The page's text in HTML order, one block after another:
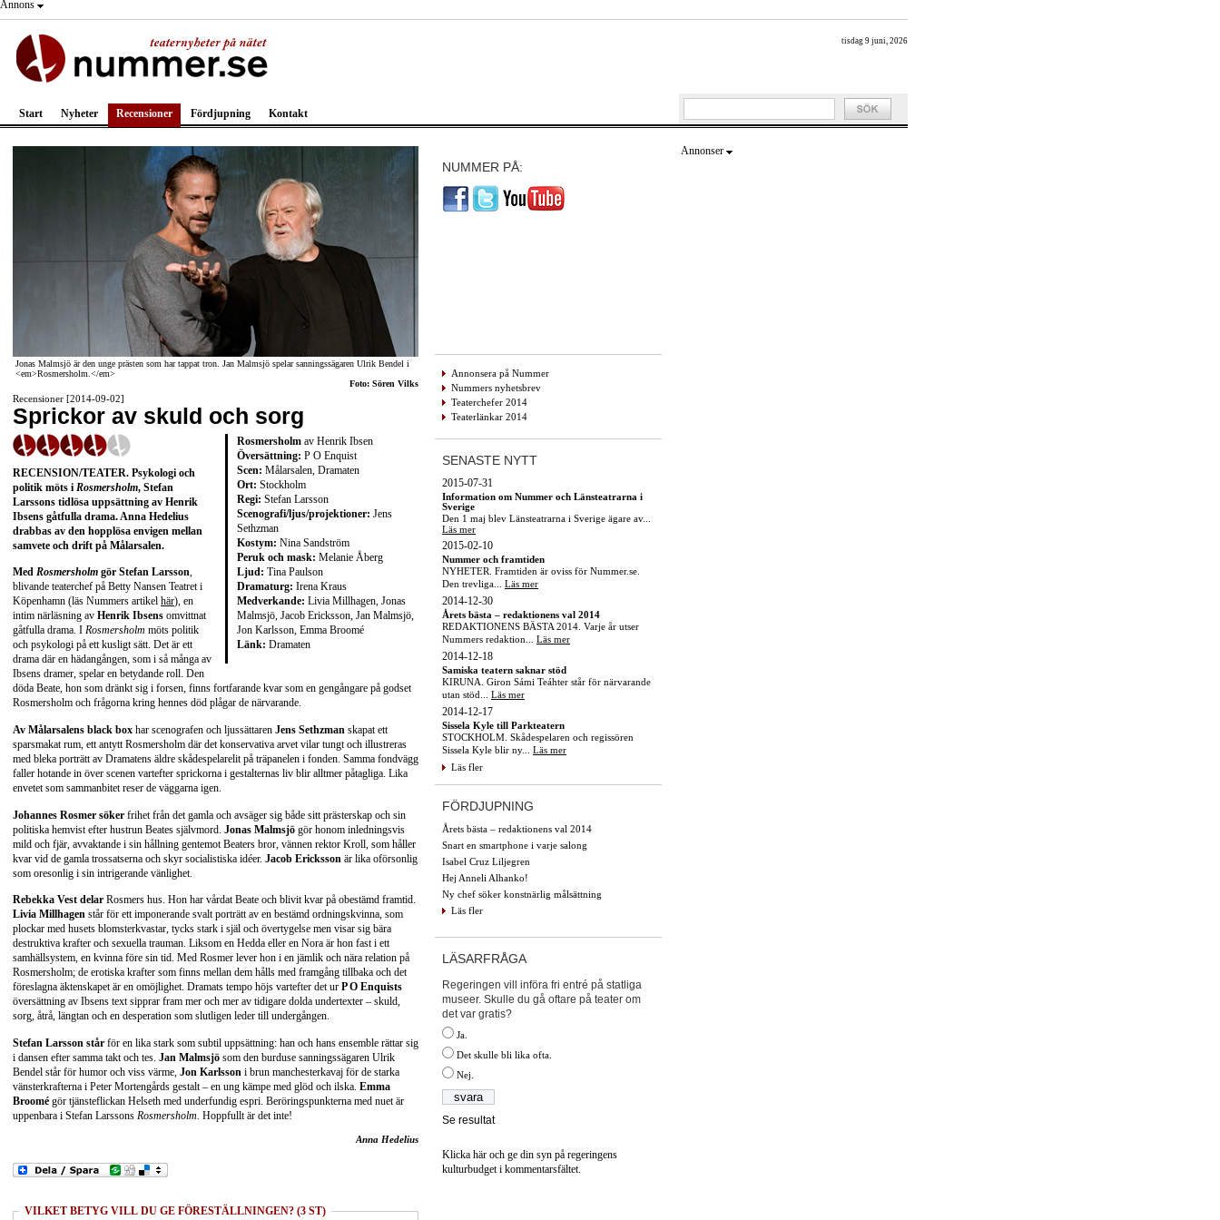
Annons
tisdag 9 juni, 2026
Start Nyheter Recensioner Fördjupning Kontakt
Jonas Malmsjö är den unge prästen som har tappat tron. Jan Malmsjö spelar sanningssägaren Ulrik Bendel i
<em>Rosmersholm.</em>
Foto: Sören Vilks
Recensioner [2014-09-02]
Sprickor av skuld och sorg
Rosmersholm av Henrik Ibsen
Översättning: P O Enquist
Scen: Målarsalen, Dramaten
Ort: Stockholm
Regi: Stefan Larsson
Scenografi/ljus/projektioner: Jens
Sethzman
Kostym: Nina Sandström
Peruk och mask: Melanie Åberg
Ljud: Tina Paulson
Dramaturg: Irena Kraus
Medverkande: Livia Millhagen, Jonas
Malmsjö, Jacob Ericksson, Jan Malmsjö,
Jon Karlsson, Emma Broomé
Länk: Dramaten
RECENSION/TEATER. Psykologi och
politik möts i Rosmersholm, Stefan
Larssons tidlösa uppsättning av Henrik
Ibsens gåtfulla drama. Anna Hedelius
drabbas av den hopplösa envigen mellan
samvete och drift på Målarsalen.
Med Rosmersholm gör Stefan Larsson,
blivande teaterchef på Betty Nansen Teatret i
Köpenhamn (läs Nummers artikel här), en
intim närläsning av Henrik Ibsens omvittnat
gåtfulla drama. I Rosmersholm möts politik
och psykologi på ett kusligt sätt. Det är ett
drama där en hädangången, som i så många av
Ibsens dramer, spelar en betydande roll. Den
döda Beate, hon som dränkt sig i forsen, finns fortfarande kvar som en gengångare på godset
Rosmersholm och frågorna kring hennes död plågar de närvarande.
Av Målarsalens black box har scenografen och ljussättaren Jens Sethzman skapat ett
sparsmakat rum, ett antytt Rosmersholm där det konservativa arvet vilar tungt och illustreras
med bleka porträtt av Dramatens äldre skådespelarelit på träpanelen i fonden. Samma fondvägg
faller hotande in över scenen vartefter sprickorna i gestalternas liv blir alltmer påtagliga. Lika
envetet som sammanbitet reser de väggarna igen.
Johannes Rosmer söker frihet från det gamla och avsäger sig både sitt prästerskap och sin
politiska hemvist efter hustrun Beates självmord. Jonas Malmsjö gör honom inledningsvis
mild och fjär, avvaktande i sin hållning gentemot Beaters bror, vännen rektor Kroll, som håller
kvar vid de gamla trossatserna och skyr socialistiska idéer. Jacob Ericksson är lika oförsonlig
som oresonlig i sin intrigerande vänlighet.
Rebekka Vest delar Rosmers hus. Hon har vårdat Beate och blivit kvar på obestämd framtid.
Livia Millhagen står för ett imponerande svalt porträtt av en bestämd ordningskvinna, som
plockar med husets blomsterkvastar, tycks stark i själ och övertygelse men visar sig bära
destruktiva krafter och sexuella trauman. Liksom en Hedda eller en Nora är hon fast i ett
samhällsystem, en kvinna före sin tid. Med Rosmer lever hon i en jämlik och nära relation på
Rosmersholm; de erotiska krafter som finns mellan dem hålls med framgång tillbaka och det
föreslagna äktenskapet är en omöjlighet. Dramats tempo höjs vartefter det ur P O Enquists
översättning av Ibsens text sipprar fram mer och mer av tidigare dolda undertexter – skuld,
sorg, åtrå, längtan och en desperation som slutligen leder till undergången.
Stefan Larsson står för en lika stark som subtil uppsättning: han och hans ensemble rättar sig
i dansen efter samma takt och tes. Jan Malmsjö som den burduse sanningssägaren Ulrik
Bendel står för humor och viss värme, Jon Karlsson i brun manchesterkavaj för de starka
vänsterkrafterna i Peter Mortengårds gestalt – en ung kämpe med glöd och ilska. Emma
Broomé gör tjänsteflickan Helseth med underfundig espri. Beröringspunkterna med nuet är
uppenbara i Stefan Larssons Rosmersholm. Hoppfullt är det inte!
Anna Hedelius
VILKET BETYG VILL DU GE FÖRESTÄLLNINGEN? (3 ST)
NUMMER PÅ:
Annonsera på Nummer
Nummers nyhetsbrev
Teaterchefer 2014
Teaterlänkar 2014
SENASTE NYTT
2015-07-31
Information om Nummer och Länsteatrarna i
Sverige
Den 1 maj blev Länsteatrarna i Sverige ägare av...
Läs mer
2015-02-10
Nummer och framtiden
NYHETER. Framtiden är oviss för Nummer.se.
Den trevliga... Läs mer
2014-12-30
Årets bästa – redaktionens val 2014
REDAKTIONENS BÄSTA 2014. Varje år utser
Nummers redaktion... Läs mer
2014-12-18
Samiska teatern saknar stöd
KIRUNA. Giron Sámi Teáhter står för närvarande
utan stöd... Läs mer
2014-12-17
Sissela Kyle till Parkteatern
STOCKHOLM. Skådespelaren och regissören
Sissela Kyle blir ny... Läs mer
Läs fler
FÖRDJUPNING
Årets bästa – redaktionens val 2014
Snart en smartphone i varje salong
Isabel Cruz Liljegren
Hej Anneli Alhanko!
Ny chef söker konstnärlig målsättning
Läs fler
LÄSARFRÅGA
Regeringen vill införa fri entré på statliga
museer. Skulle du gå oftare på teater om
det var gratis?
Ja.
Det skulle bli lika ofta.
Nej.
Se resultat
Klicka här och ge din syn på regeringens
kulturbudget i kommentarsfältet.
Annonser